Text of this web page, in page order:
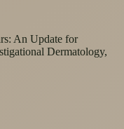
An Update for
Dermatology,